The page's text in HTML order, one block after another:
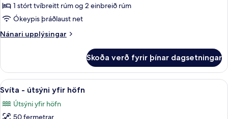
1 stórt tvíbreitt rúm og 2 einbreið rúm
Ókeypis þráðlaust net
Nánari upplýsingar
Nánari
Skoða verð fyrir þínar dagsetningar
Skoða
allar
myndir
Svíta - útsýni yfir höfn | Rúmföt af
8
Svíta - útsýni yfir höfn
Útsýni yfir höfn
50 fermetrar